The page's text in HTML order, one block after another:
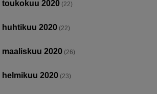
toukokuu 2020 (22)
huhtikuu 2020 (22)
maaliskuu 2020 (26)
helmikuu 2020 (23)